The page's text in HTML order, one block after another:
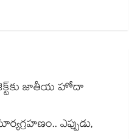
జాతీయ హోదా
ఎప్పుడు,